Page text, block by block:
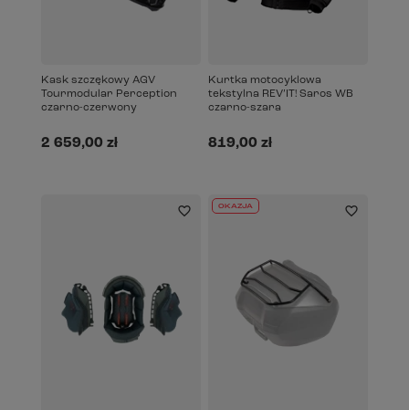
Kask szczękowy AGV
Tourmodular Perception
czarno-czerwony
2 659,00 zł
Kurtka motocyklowa
tekstylna REV’IT! Saros WB
czarno-szara
819,00 zł
OKAZJA